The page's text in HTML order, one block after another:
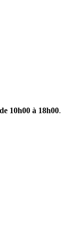
10h00 à 18h00.